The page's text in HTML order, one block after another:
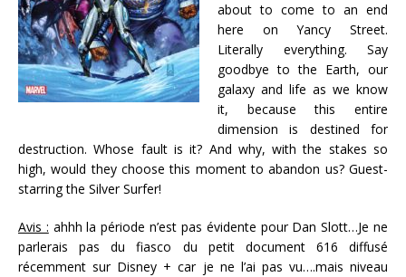
about to come to an end
here on Yancy Street.
Literally everything. Say
goodbye to the Earth, our
galaxy and life as we know
it, because this entire
dimension is destined for
destruction. Whose fault is it? And why, with the stakes so
high, would they choose this moment to abandon us? Guest-
starring the Silver Surfer!
Avis : ahhh la période n’est pas évidente pour Dan Slott…Je ne
parlerais pas du fiasco du petit document 616 diffusé
récemment sur Disney + car je ne l’ai pas vu….mais niveau